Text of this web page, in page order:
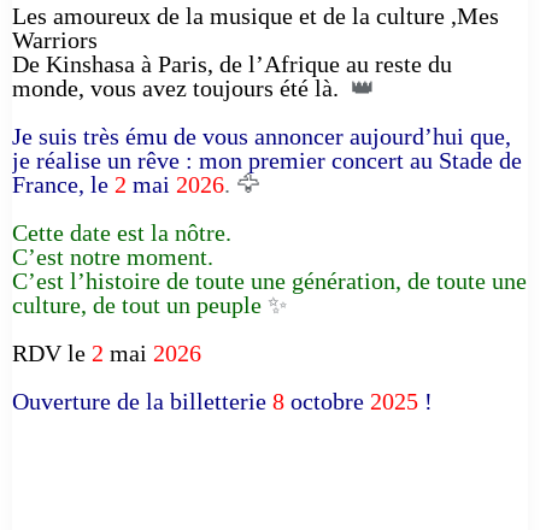
Les amoureux de la musique et de la culture ,Mes
Warriors
De Kinshasa à Paris, de l’Afrique au reste du
monde, vous avez toujours été là. 👑
Je suis très ému de vous annoncer aujourd’hui que,
je réalise un rêve : mon premier concert au Stade de
France, le 2 mai 2026. 🦅
Cette date est la nôtre.
C’est notre moment.
C’est l’histoire de toute une génération, de toute une
culture, de tout un peuple ✨
RDV le 2 mai 2026
Ouverture de la billetterie 8 octobre 2025 !